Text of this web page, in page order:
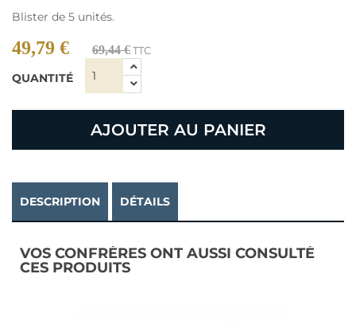
Blister de 5 unités.
49,79 € 69,44 €TTC
QUANTITÉ
AJOUTER AU PANIER
DESCRIPTION DÉTAILS
VOS CONFRÈRES ONT AUSSI CONSULTÉ
CES PRODUITS